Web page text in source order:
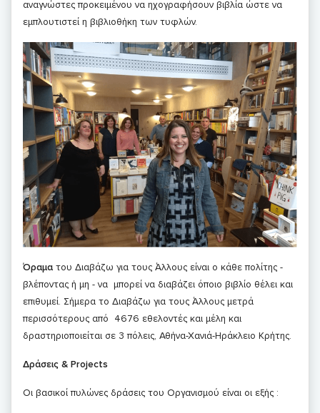
αναγνώστες προκειμένου να ηχογραφήσουν βιβλία ώστε να
εμπλουτιστεί η βιβλιοθήκη των τυφλών.
Όραμα του Διαβάζω για τους Άλλους είναι ο κάθε πολίτης -
βλέποντας ή μη - να μπορεί να διαβάζει όποιο βιβλίο θέλει και
επιθυμεί. Σήμερα το Διαβάζω για τους Άλλους μετρά
περισσότερους από 4676 εθελοντές και μέλη και
δραστηριοποιείται σε 3 πόλεις, Αθήνα-Χανιά-Ηράκλειο Κρήτης.
Δράσεις & Projects
Οι βασικοί πυλώνες δράσεις του Οργανισμού είναι οι εξής :